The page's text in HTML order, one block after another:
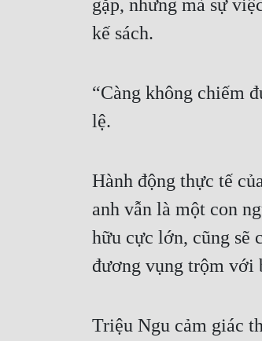
gặp, nhưng mà sự
kế sách.
“Càng không chiếm
lệ.
Hành động thực tế
anh vẫn là một con
hữu cực lớn, cũng sẽ
đương vụng trộm với
Triệu Ngu cảm giác